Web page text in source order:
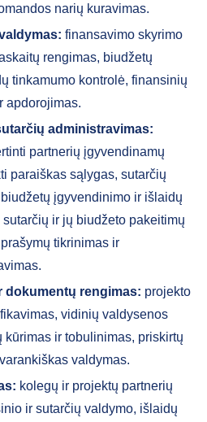
narių kuravimas.
finansavimo skyrimo
rengimas, biudžetų
tinkamumo kontrolė, finansinių
apdorojimas.
administravimas:
partnerių įgyvendinamų
paraiškas sąlygas, sutarčių
įgyvendinimo ir išlaidų
ir jų biudžeto pakeitimų
tikrinimas ir
dokumentų rengimas: projekto
vidinių valdysenos
kūrimas ir tobulinimas, priskirtų
valdymas.
kolegų ir projektų partnerių
ir sutarčių valdymo, išlaidų